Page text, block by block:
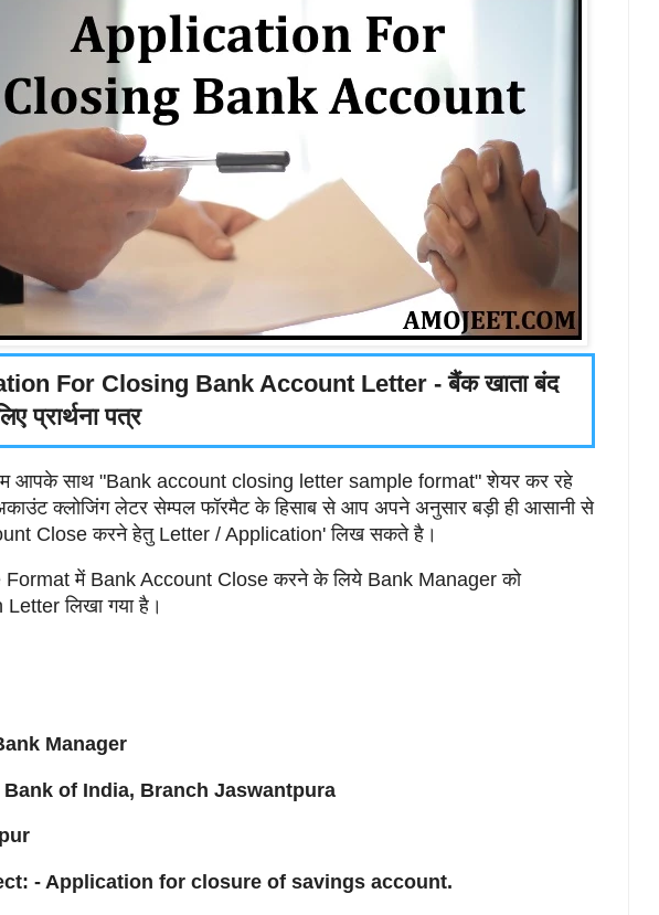
For Closing Bank Account Letter - बैंक खाता बंद
प्रार्थना पत्र
आपके साथ "Bank account closing letter sample format" शेयर कर रहे
क्लोजिंग लेटर सेम्पल फॉरमैट के हिसाब से आप अपने अनुसार बड़ी ही आसानी से
Close करने हेतु Letter / Application' लिख सकते है।
में Bank Account Close करने के लिये Bank Manager को
लिखा गया है।
Manager
of India, Branch Jaswantpura
- Application for closure of savings account.